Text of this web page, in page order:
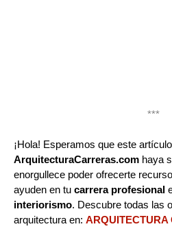
***
¡Hola! Esperamos que este
ArquitecturaCarreras.com haya
enorgullece poder ofrecerte
ayuden en tu carrera profesional
interiorismo. Descubre todas las
arquitectura en: ARQUITECTURA